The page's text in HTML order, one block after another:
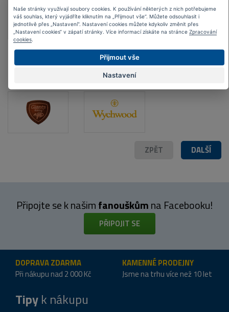
DALŠÍ
ZPĚT
Připojte se k našimfanouškůmna Facebooku!
PŘIPOJIT SE
DOPRAVA ZDARMA
Při nákupu nad 2 000 Kč
KAMENNÉ PRODEJNY
Jsme na trhu více než 10 let
Tipyk nákupu
Naše stránky využívají soubory cookies. K používání některých z nich potřebujeme
váš souhlas, který vyjádříte kliknutím na „Přijmout vše“. Můžete odsouhlasit i
jednotlivě přes „Nastavení“. Nastavení cookies můžete kdykoliv změnit přes
„Nastavení cookies“ v zápatí stránky. Více informací získáte na stránce Zpracování
cookies
Přijmout vše
Nastavení